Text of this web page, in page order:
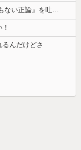
【画像】 全身入れ墨の彫り師、『とんでもない正論』を吐いて30万再生されてしまうｗｗｗｗｗｗｗ
るんだけどさ